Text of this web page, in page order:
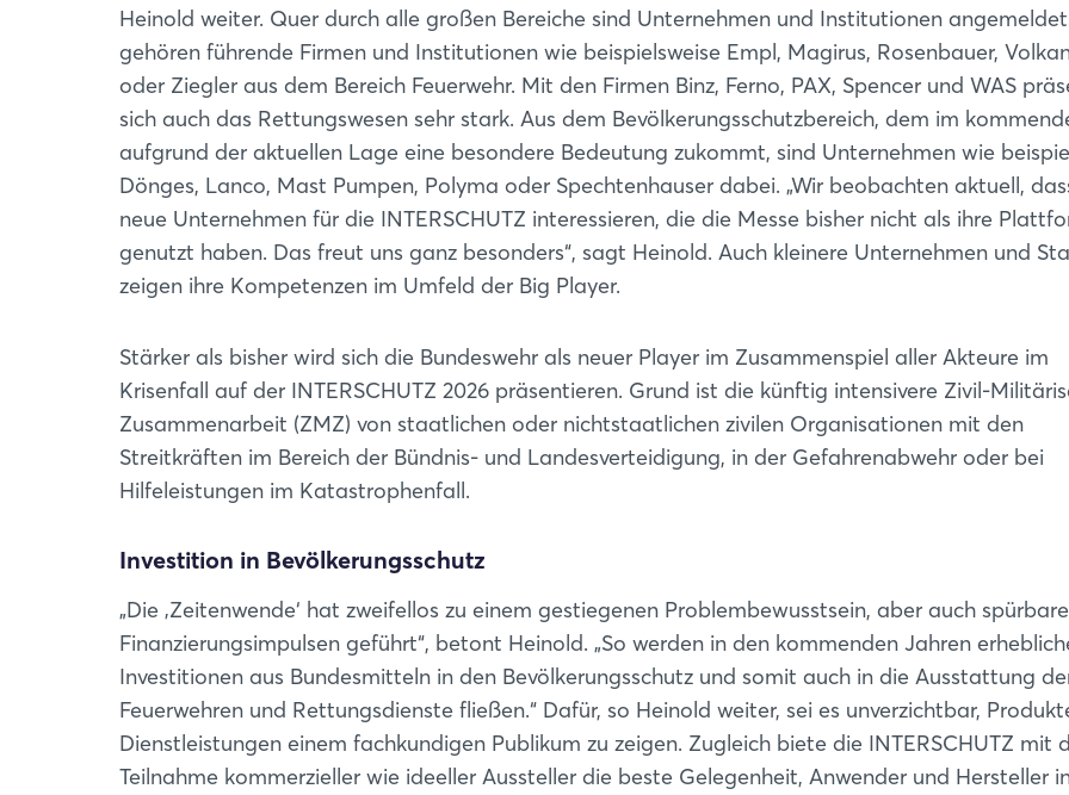
Heinold weiter. Quer durch alle großen Bereiche sind Unternehmen und Institutionen
gehören führende Firmen und Institutionen wie beispielsweise Empl, Magirus, Rosenbauer,
oder Ziegler aus dem Bereich Feuerwehr. Mit den Firmen Binz, Ferno, PAX, Spencer und WAS
sich auch das Rettungswesen sehr stark. Aus dem Bevölkerungsschutzbereich, dem im
aufgrund der aktuellen Lage eine besondere Bedeutung zukommt, sind Unternehmen wie
Dönges, Lanco, Mast Pumpen, Polyma oder Spechtenhauser dabei. „Wir beobachten aktuell,
neue Unternehmen für die INTERSCHUTZ interessieren, die die Messe bisher nicht als ihre
genutzt haben. Das freut uns ganz besonders“, sagt Heinold. Auch kleinere Unternehmen und
zeigen ihre Kompetenzen im Umfeld der Big Player.
Stärker als bisher wird sich die Bundeswehr als neuer Player im Zusammenspiel aller Akteure im
Krisenfall auf der INTERSCHUTZ 2026 präsentieren. Grund ist die künftig intensivere Zivil-
Zusammenarbeit (ZMZ) von staatlichen oder nichtstaatlichen zivilen Organisationen mit den
Streitkräften im Bereich der Bündnis- und Landesverteidigung, in der Gefahrenabwehr oder bei
Hilfeleistungen im Katastrophenfall.
Investition in Bevölkerungsschutz
„Die ‚Zeitenwende‘ hat zweifellos zu einem gestiegenen Problembewusstsein, aber auch
Finanzierungsimpulsen geführt“, betont Heinold. „So werden in den kommenden Jahren
Investitionen aus Bundesmitteln in den Bevölkerungsschutz und somit auch in die Ausstattung
Feuerwehren und Rettungsdienste fließen.“ Dafür, so Heinold weiter, sei es unverzichtbar,
Dienstleistungen einem fachkundigen Publikum zu zeigen. Zugleich biete die INTERSCHUTZ mit
Teilnahme kommerzieller wie ideeller Aussteller die beste Gelegenheit, Anwender und Hersteller
Login
Einloggen
Passwort vergessen?